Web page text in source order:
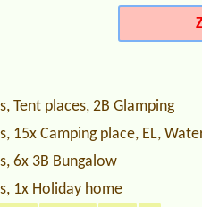
Tent places, 2B Glamping
15x Camping place, EL,
6x 3B Bungalow
1x Holiday home